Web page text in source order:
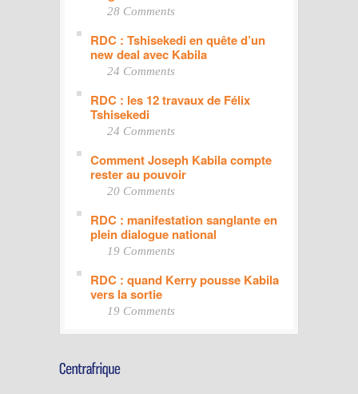
28 Comments
RDC : Tshisekedi en quête d’un
new deal avec Kabila
24 Comments
RDC : les 12 travaux de Félix
Tshisekedi
24 Comments
Comment Joseph Kabila compte
rester au pouvoir
20 Comments
RDC : manifestation sanglante en
plein dialogue national
19 Comments
RDC : quand Kerry pousse Kabila
vers la sortie
19 Comments